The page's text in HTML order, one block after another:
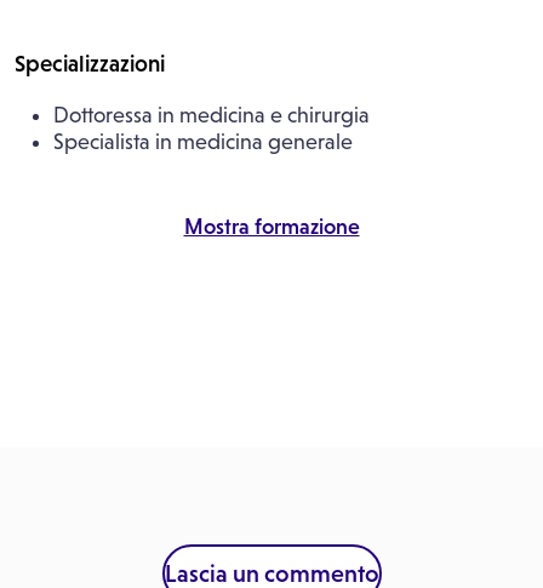
Specializzazioni
Dottoressa in medicina e chirurgia
Specialista in medicina generale
Mostra formazione
Lascia un commento